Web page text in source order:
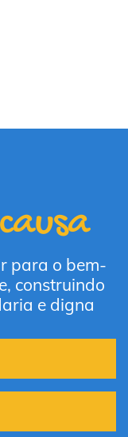
para o bem-
construindo
e digna